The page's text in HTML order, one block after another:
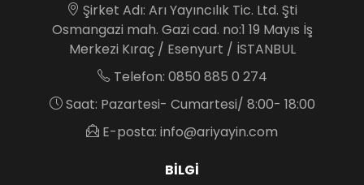
Şirket Adı: Arı Yayıncılık Tic. Ltd. Şti
Osmangazi mah. Gazi cad. no:1 19 Mayıs İş
Merkezi Kıraç / Esenyurt / İSTANBUL
Telefon: 0850 885 0 274
Saat: Pazartesi- Cumartesi/ 8:00- 18:00
E-posta: info@ariyayin.com
BILGI